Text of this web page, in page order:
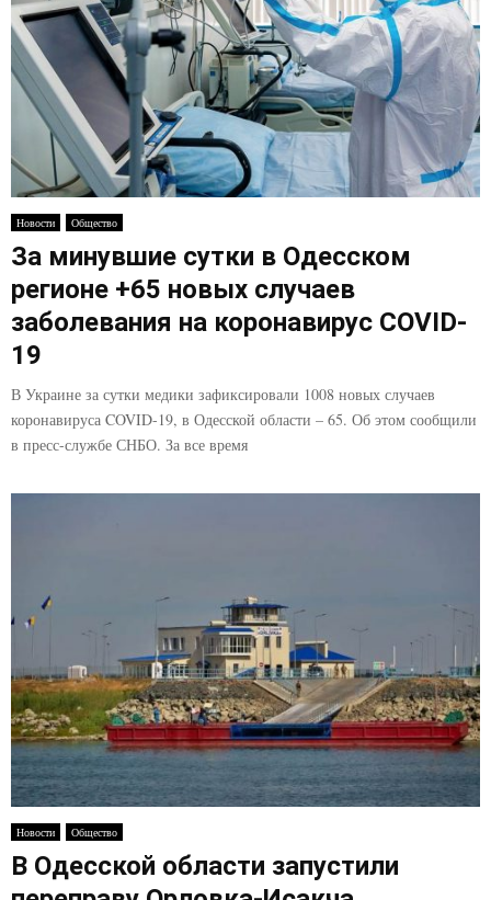
Новости Общество
За минувшие сутки в Одесском
регионе +65 новых случаев
заболевания на коронавирус COVID-
19
В Украине за сутки медики зафиксировали 1008 новых случаев
коронавируса COVID-19, в Одесской области – 65. Об этом сообщили
в пресс-службе СНБО. За все время
Новости Общество
В Одесской области запустили